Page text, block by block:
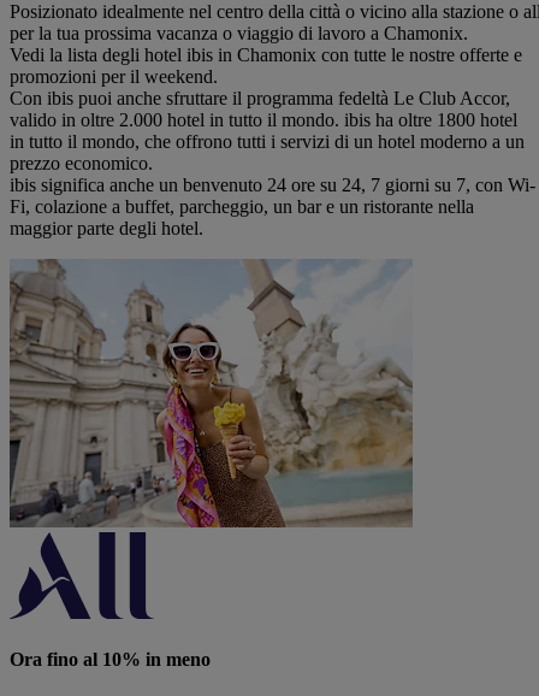
Posizionato idealmente nel centro della città o vicino alla stazione o
per la tua prossima vacanza o viaggio di lavoro a Chamonix.
Vedi la lista degli hotel ibis in Chamonix con tutte le nostre offerte e
promozioni per il weekend.
Con ibis puoi anche sfruttare il programma fedeltà Le Club Accor,
valido in oltre 2.000 hotel in tutto il mondo. ibis ha oltre 1800 hotel
in tutto il mondo, che offrono tutti i servizi di un hotel moderno a un
prezzo economico.
ibis significa anche un benvenuto 24 ore su 24, 7 giorni su 7, con Wi-
Fi, colazione a buffet, parcheggio, un bar e un ristorante nella
maggior parte degli hotel.
Ora fino al 10% in meno